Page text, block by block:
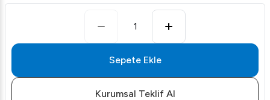
1
Sepete Ekle
Kurumsal Teklif Al